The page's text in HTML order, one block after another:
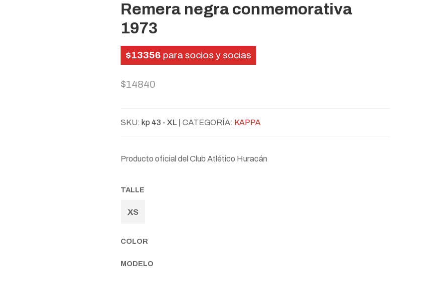
Remera negra conmemorativa
1973
$13356 para socios y socias
$14840
SKU: kp 43 - XL | CATEGORÍA: KAPPA
Producto oficial del Club Atlético Huracán
TALLE
XS
COLOR
MODELO